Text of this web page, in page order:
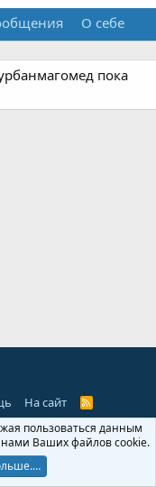
О себе
пока
На сайт
R
S
пользоваться данным
Ваших файлов cookie.